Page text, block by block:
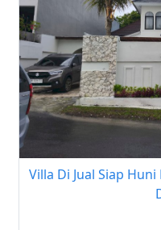
Villa Di Jual Siap